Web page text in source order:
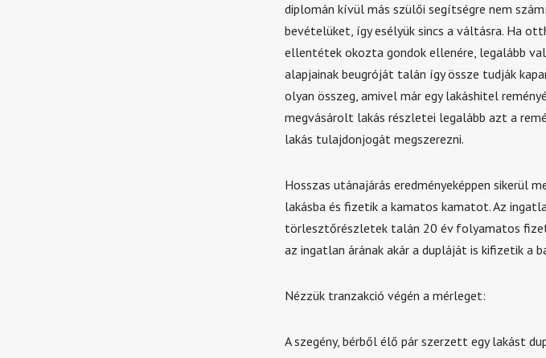
diplomán kívül más szülői segítségre nem
bevételüket, így esélyük sincs a váltásra. Ha
ellentétek okozta gondok ellenére, legalább
alapjainak beugróját talán így össze tudják
olyan összeg, amivel már egy lakáshitel
megvásárolt lakás részletei legalább azt a
lakás tulajdonjogát megszerezni.
Hosszas utánajárás eredményeképpen sikerül
lakásba és fizetik a kamatos kamatot. Az
törlesztőrészletek talán 20 év folyamatos
az ingatlan árának akár a dupláját is kifizetik a
Nézzük tranzakció végén a mérleget:
A szegény, bérből élő pár szerzett egy lakást